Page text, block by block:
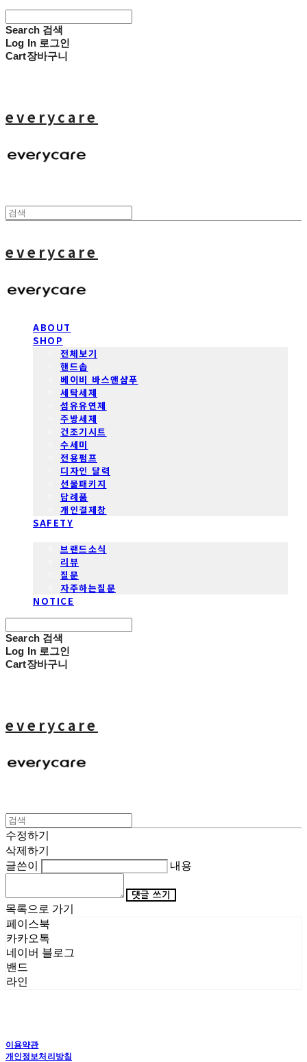
Search 검색
Log In 로그인
Cart장바구니
everycare
everycare
ABOUT
SHOP
전체보기
핸드솝
베이비 바스앤샴푸
세탁세제
섬유유연제
주방세제
건조기시트
수세미
전용펌프
디자인 달력
선물패키지
답례품
개인결제창
SAFETY
브랜드소식
리뷰
질문
자주하는질문
NOTICE
Search 검색
Log In 로그인
Cart장바구니
everycare
수정하기
삭제하기
글쓴이
내용
댓글 쓰기
목록으로 가기
페이스북
카카오톡
네이버 블로그
밴드
라인
이용약관
개인정보처리방침